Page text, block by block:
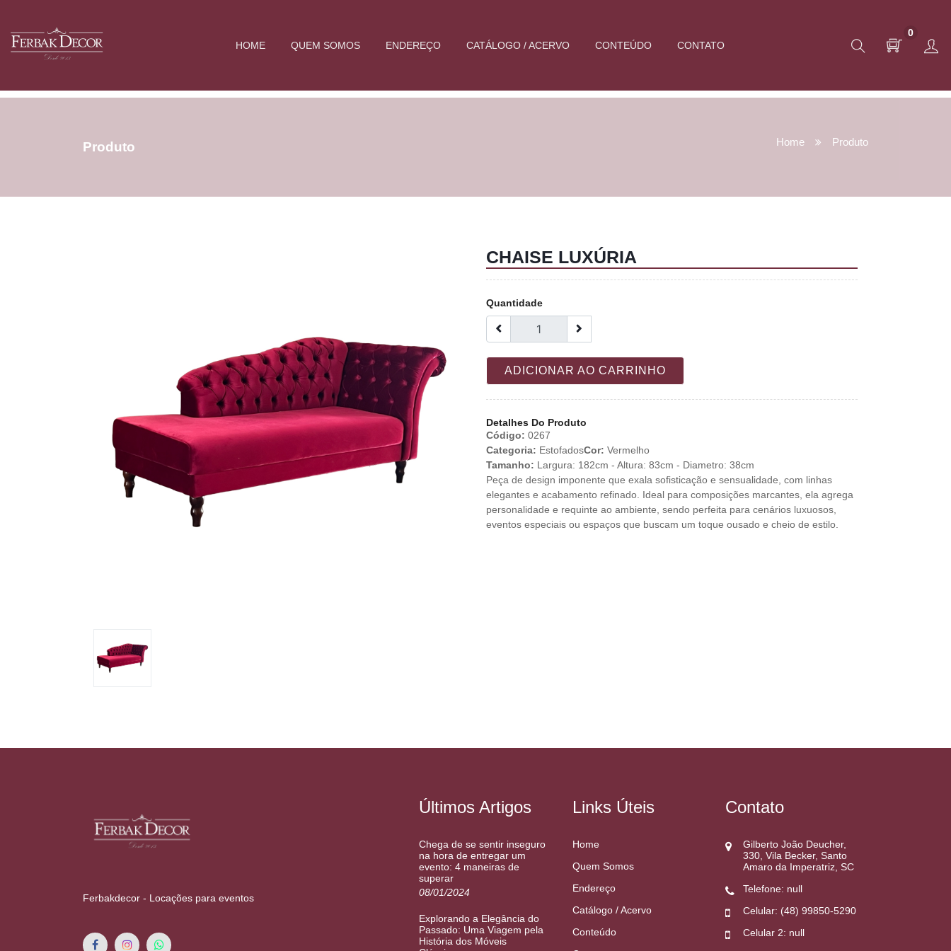
HOME QUEM SOMOS ENDEREÇO CATÁLOGO / ACERVO CONTEÚDO CONTATO
0
Produto Home Produto
CHAISE LUXÚRIA
Quantidade
ADICIONAR AO CARRINHO
Detalhes Do Produto
Código: 0267
Categoria: EstofadosCor: Vermelho
Tamanho: Largura: 182cm - Altura: 83cm - Diametro: 38cm
Peça de design imponente que exala sofisticação e sensualidade, com linhas
elegantes e acabamento refinado. Ideal para composições marcantes, ela agrega
personalidade e requinte ao ambiente, sendo perfeita para cenários luxuosos,
eventos especiais ou espaços que buscam um toque ousado e cheio de estilo.
Ferbakdecor - Locações para eventos
Últimos Artigos
Chega de se sentir inseguro
na hora de entregar um
evento: 4 maneiras de
superar
08/01/2024
Explorando a Elegância do
Passado: Uma Viagem pela
História dos Móveis
Links Úteis
Home
Quem Somos
Endereço
Catálogo / Acervo
Conteúdo
Contato
Gilberto João Deucher,
330, Vila Becker, Santo
Amaro da Imperatriz, SC
Telefone: null
Celular: (48) 99850-5290
Celular 2: null